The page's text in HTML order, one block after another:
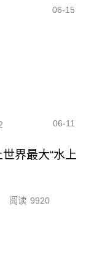
06-15
06-11
界最大“水上
阅读 9920